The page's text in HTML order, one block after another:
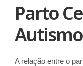
Parto
Autismo
A relação entre o